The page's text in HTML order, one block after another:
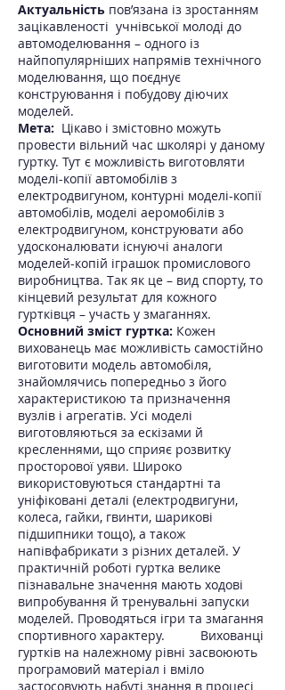
Актуальність пов’язана із зростанням
зацікавленості учнівської молоді до
автомоделювання – одного із
найпопулярніших напрямів технічного
моделювання, що поєднує
конструювання і побудову діючих
моделей.
Мета: Цікаво і змістовно можуть
провести вільний час школярі у даному
гуртку. Тут є можливість виготовляти
моделі-копії автомобілів з
електродвигуном, контурні моделі-копії
автомобілів, моделі аеромобілів з
електродвигуном, конструювати або
удосконалювати існуючі аналоги
моделей-копій іграшок промислового
виробництва. Так як це – вид спорту, то
кінцевий результат для кожного
гуртківця – участь у змаганнях.
Основний зміст гуртка: Кожен
вихованець має можливість самостійно
виготовити модель автомобіля,
знайомлячись попередньо з його
характеристикою та призначення
вузлів і агрегатів. Усі моделі
виготовляються за ескізами й
кресленнями, що сприяє розвитку
просторової уяви. Широко
використовуються стандартні та
уніфіковані деталі (електродвигуни,
колеса, гайки, гвинти, шарикові
підшипники тощо), а також
напівфабрикати з різних деталей. У
практичній роботі гуртка велике
пізнавальне значення мають ходові
випробування й тренувальні запуски
моделей. Проводяться ігри та змагання
спортивного характеру. Вихованці
гуртків на належному рівні засвоюють
програмовий матеріал і вміло
застосовують набуті знання в процесі